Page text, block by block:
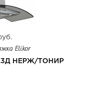
Elikor
НЕРЖ/ТОНИР